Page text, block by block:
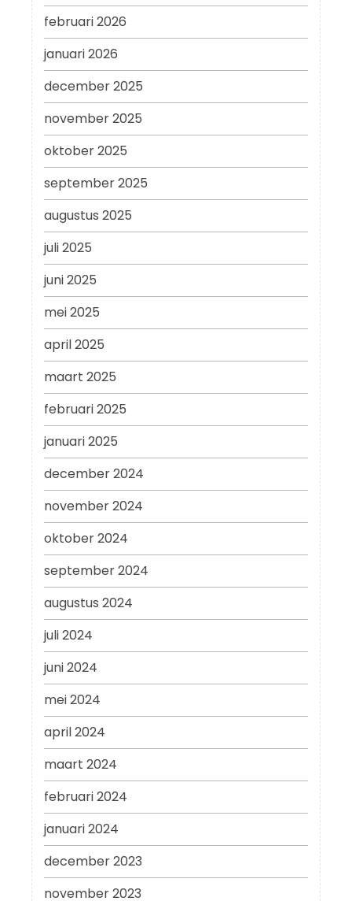
februari 2026
januari 2026
december 2025
november 2025
oktober 2025
september 2025
augustus 2025
juli 2025
juni 2025
mei 2025
april 2025
maart 2025
februari 2025
januari 2025
december 2024
november 2024
oktober 2024
september 2024
augustus 2024
juli 2024
juni 2024
mei 2024
april 2024
maart 2024
februari 2024
januari 2024
december 2023
november 2023